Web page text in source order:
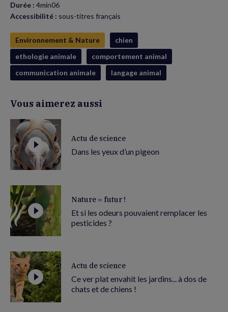
Durée : 4min06
Accessibilité : sous-titres français
Environnement & Nature
chien
ethologie animale
comportement animal
communication animale
langage animal
Vous aimerez aussi
Actu de science
Dans les yeux d’un pigeon
Nature = futur !
Et si les odeurs pouvaient remplacer les
pesticides ?
Actu de science
Ce ver plat envahit les jardins... à dos de
chats et de chiens !